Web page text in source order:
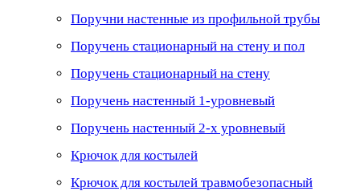
Поручни настенные из профильной трубы
Поручень стационарный на стену и пол
Поручень стационарный на стену
Поручень настенный 1-уровневый
Поручень настенный 2-х уровневый
Крючок для костылей
Крючок для костылей травмобезопасный